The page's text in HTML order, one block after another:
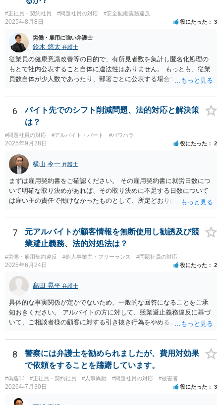
な進め方です。
#正社員・契約社員 #問題社員の対応 #安全配慮義務違反
2025年8月8日 役にたった 3
労働・雇用に強い弁護士
鈴木 悠太 弁護士
従業員の健康意識改善等の目的で、有所見者数を集計し匿名化処理の
もとで社内公表すること自体に違法性はありません。 もっとも、従業
員数自体が少人数であったり、部署ごとに公表する場合で特定の部署
あり、その場合は違法性を帯びることになります。 少人数部署がある
場合はより大きなグループ（企業全体）単位での公表にする、結果数
をぼかして「約●％」とする等の工夫が、より特定回避に資するかもし
れません。
6
バイト先でのシフト削減問題、法的対応と解決策
は？
#問題社員の対応 #アルバイト・パート #パワハラ
2025年9月28日 役にたった 2
横山 令一 弁護士
まずは雇用契約書をご確認ください。 その雇用契約書に就労日数につ
いて明確な取り決めがあれば、その取り決めに不足する日数について
は雇い主の責任で働けなかったものとして、所定どおりの賃金（民法5
条）を請求できる可能性があります。ただ、自分からシフトの希望日
数を減らした分については難しいでしょう。 特に後者については、違
反した場合は労働基準監督署に申告して雇い主に指導をしてもらう手
続が用意されています（労働基準法104条）。 前者については労働基
準監督署の管轄外ですので、弁護士に請求を依頼したり、裁判所に民
事訴訟や労働審判を申し立てたりする方法を取ることになるでしょ
う。
7
元アルバイトが顧客情報を無断使用し勧誘及び競
業避止義務、法的対処法は？
#労働・雇用契約違反 #個人事業主・フリーランス #問題社員の対応
2025年6月24日 役にたった 2
髙田 晃平 弁護士
具体的な事実関係が定かでないため、一般的な回答になることをご承
知おきください。 アルバイトの方に対して、競業避止義務違反に基づ
いて、ご相談者様の顧客に対する引き抜き行為をやめるように求める
いてネイルサロンを開業していることや、同意なく顧客の電話番号やL
INEアカウント、メールアドレス等を持ち出して勧誘をしていることに
ついては、競業避止義務に違反しているものと考えられます。 もっと
も、正式には退職していないものの、出社もしていないということで
すと、在職中か退職扱いとなるかで争いになり、競業避止義務条項の
有効性が問題になるところであり、損害賠償請求を行うにしても損害
の主張・立証が容易ではないため、労働法を扱う弁護士にご相談され
8
警察には弁護士を勧められましたが、費用対効果
で依頼をすることを躊躇しています。
#偽造罪 #正社員・契約社員 #人事異動 #問題社員の対応 #被害者
2026年7月30日 役にたった 3